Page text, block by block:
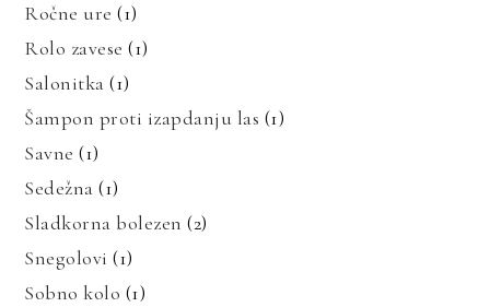
Ročne ure (1)
Rolo zavese (1)
Salonitka (1)
Šampon proti izapdanju las (1)
Savne (1)
Sedežna (1)
Sladkorna bolezen (2)
Snegolovi (1)
Sobno kolo (1)